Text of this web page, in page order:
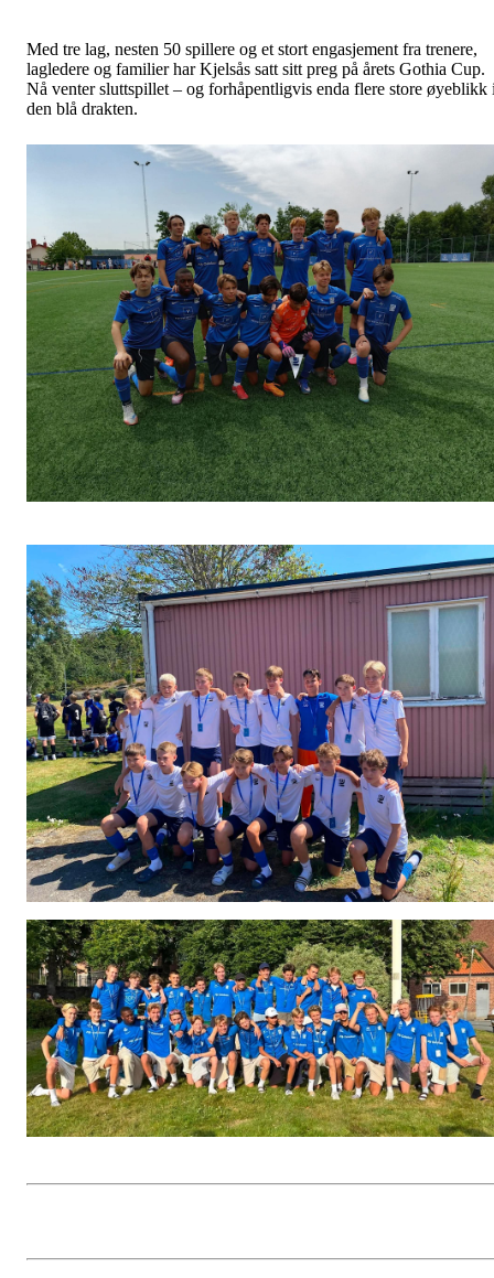
Med tre lag, nesten 50 spillere og et stort engasjement fra trenere,
lagledere og familier har Kjelsås satt sitt preg på årets Gothia Cup.
Nå venter sluttspillet – og forhåpentligvis enda flere store øyeblikk
den blå drakten.